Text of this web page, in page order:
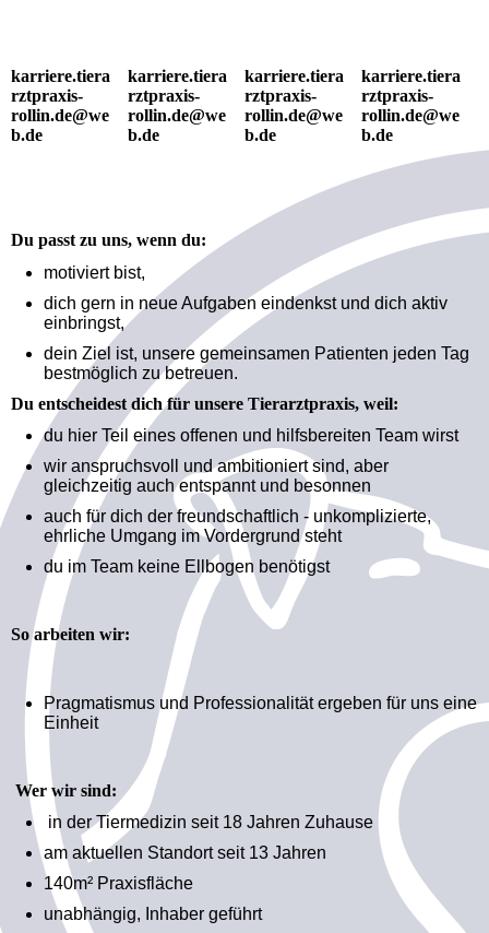
karriere.tiera
rztpraxis-
rollin.de@we
b.de
karriere.tiera
rztpraxis-
rollin.de@we
b.de
karriere.tiera
rztpraxis-
rollin.de@we
b.de
karriere.tiera
rztpraxis-
rollin.de@we
b.de
Du passt zu uns, wenn du:
motiviert bist,
dich gern in neue Aufgaben eindenkst und dich aktiv
einbringst,
dein Ziel ist, unsere gemeinsamen Patienten jeden Tag
bestmöglich zu betreuen.
Du entscheidest dich für unsere Tierarztpraxis, weil:
du hier Teil eines offenen und hilfsbereiten Team wirst
wir anspruchsvoll und ambitioniert sind, aber
gleichzeitig auch entspannt und besonnen
auch für dich der freundschaftlich - unkomplizierte,
ehrliche Umgang im Vordergrund steht
du im Team keine Ellbogen benötigst
So arbeiten wir:
Pragmatismus und Professionalität ergeben für uns eine
Einheit
Wer wir sind:
in der Tiermedizin seit 18 Jahren Zuhause
am aktuellen Standort seit 13 Jahren
140m² Praxisfläche
unabhängig, Inhaber geführt